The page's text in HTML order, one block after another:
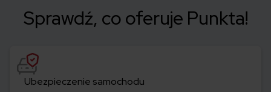
Sprawdź, co oferuje Punkta!
Ubezpieczenie samochodu